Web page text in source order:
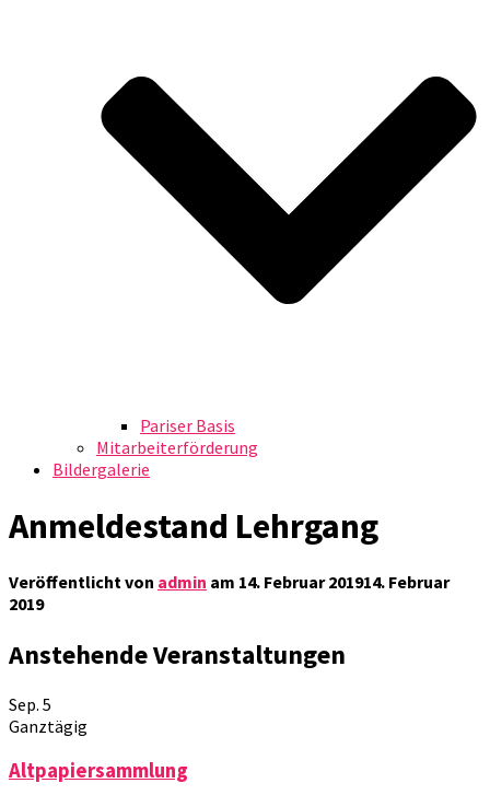
Pariser Basis
Mitarbeiterförderung
Bildergalerie
Anmeldestand Lehrgang
Veröffentlicht von admin am 14. Februar 201914. Februar
2019
Anstehende Veranstaltungen
Sep. 5
Ganztägig
Altpapiersammlung